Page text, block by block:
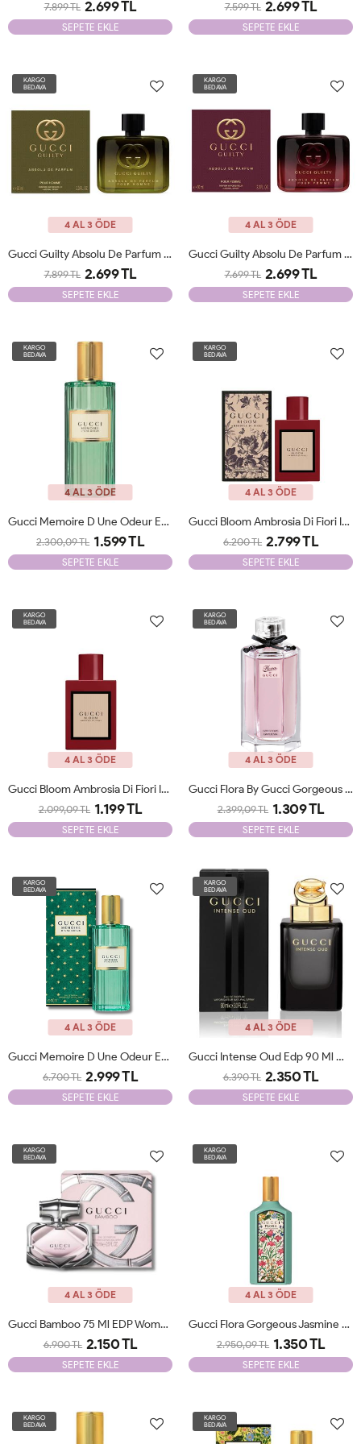
7.899 TL 2.699 TL
SEPETE EKLE
7.599 TL 2.699 TL
SEPETE EKLE
KARGO
BEDAVA
4 AL 3 ÖDE
Gucci Guilty Absolu De Parfum Pour Homme EDP 60 Ml JLT
7.899 TL 2.699 TL
SEPETE EKLE
KARGO
BEDAVA
4 AL 3 ÖDE
Gucci Guilty Absolu De Parfum Pour Femme EDP 60 Ml JLT
7.699 TL 2.699 TL
SEPETE EKLE
KARGO
BEDAVA
4 AL 3 ÖDE
Gucci Memoire D Une Odeur EDP 100 ML Unisex Parfüm Unisex Tester
2.300,09 TL 1.599 TL
SEPETE EKLE
KARGO
BEDAVA
4 AL 3 ÖDE
Gucci Bloom Ambrosia Di Fiori Intense Edp 100 Ml Woman JLT
6.200 TL 2.799 TL
SEPETE EKLE
KARGO
BEDAVA
4 AL 3 ÖDE
Gucci Bloom Ambrosia Di Fiori Intense Edp 100 Ml Woman Tester
2.099,09 TL 1.199 TL
SEPETE EKLE
KARGO
BEDAVA
4 AL 3 ÖDE
Gucci Flora By Gucci Gorgeous Gardenia Edt 100ml Woman Tester
2.399,09 TL 1.309 TL
SEPETE EKLE
KARGO
BEDAVA
4 AL 3 ÖDE
Gucci Memoire D Une Odeur EDP 100 ML Unisex Parfüm Unisex JLT
6.700 TL 2.999 TL
SEPETE EKLE
KARGO
BEDAVA
4 AL 3 ÖDE
Gucci Intense Oud Edp 90 Ml Man JLT
6.390 TL 2.350 TL
SEPETE EKLE
KARGO
BEDAVA
4 AL 3 ÖDE
Gucci Bamboo 75 Ml EDP Woman JLT
6.900 TL 2.150 TL
SEPETE EKLE
KARGO
BEDAVA
4 AL 3 ÖDE
Gucci Flora Gorgeous Jasmine Edp 100 Ml Woman Tester
2.950,09 TL 1.350 TL
SEPETE EKLE
KARGO
BEDAVA
KARGO
BEDAVA